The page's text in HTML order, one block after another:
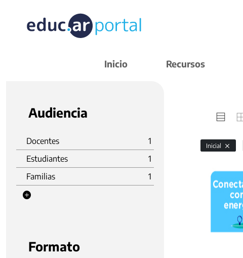
Inicio Recursos
Audiencia
Docentes
1
Estudiantes
1
Familias
1
Formato
Inicial